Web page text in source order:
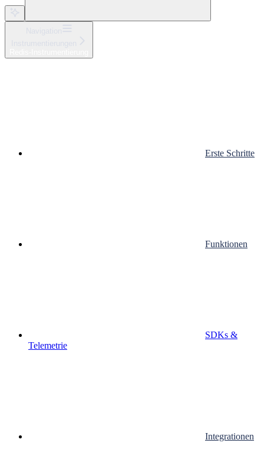
Erste Schritte
Funktionen
SDKs &
Telemetrie
Integrationen